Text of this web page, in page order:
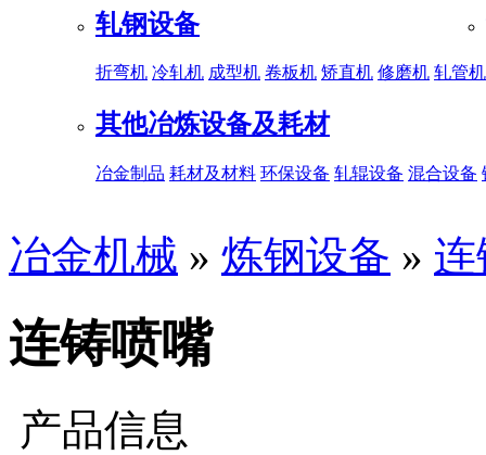
轧钢设备
折弯机 冷轧机 成型机 卷板机 矫直机 修磨机 轧管机
其他冶炼设备及耗材
冶金制品 耗材及材料 环保设备 轧辊设备 混合设备
冶金机械 » 炼钢设备 »
连铸喷嘴
产品信息